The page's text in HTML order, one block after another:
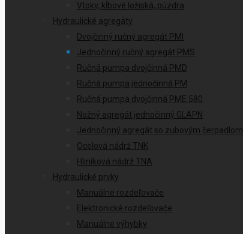
Vtoky, kĺbové ložiská, púzdra
Hydraulické agregáty
Dvojčinný ručný agregát PMI
Jednočinný ručný agregát PMS
Ručná pumpa dvojčinná PMD
Ručná pumpa jednočinná PM
Ručná pumpa dvojčinná PME 580
Nožný agregát jednočinný GLAPN
Jednočinný agregát so zubovým čerpadlom
Ocelová nádrž TNK
Hliníková nádrž TNA
Hydraulické prvky
Manuálne rozdeľovače
Elektronické rozdeľovače
Manuálne výhybky